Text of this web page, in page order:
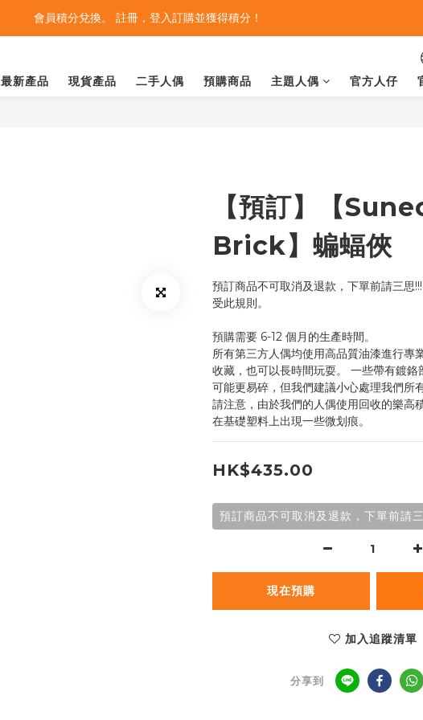
會員積分兌換。 註冊，登入訂購並獲得積分！
最新產品 現貨產品 二手人偶 預購商品 主題人偶 官方人仔
【預訂】【
Brick】蝙蝠俠
預訂商品不可取消及退款，下單前請三思
受此規則。
預購需要 6-12 個月的生產時間。
所有第三方人偶均使用高品質油漆進行專
收藏，也可以長時間玩耍。 一些帶有鍍鉻
可能更易碎，但我們建議小心處理我們所
請注意，由於我們的人偶使用回收的樂高
在基礎塑料上出現一些微划痕。
HK$435.00
預訂商品不可取消及退款，下單前請
現在預購
加入追蹤清單
分享到